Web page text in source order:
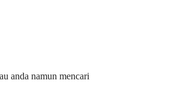
anda namun mencari